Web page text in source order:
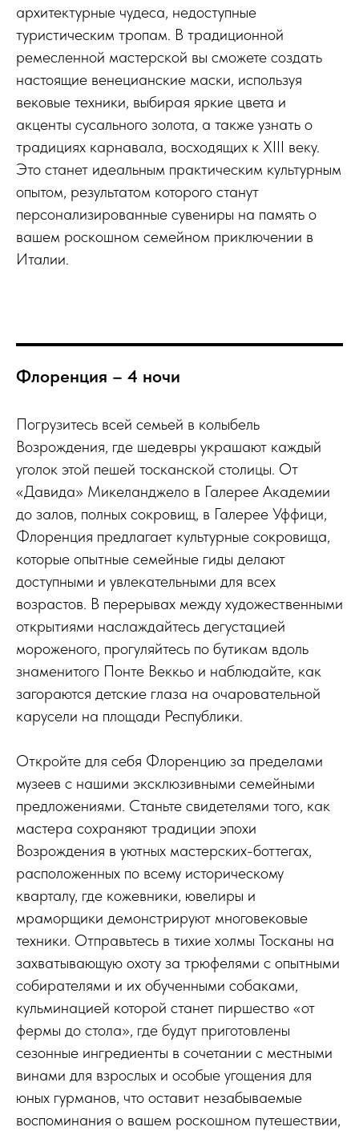
архитектурные чудеса, недоступные
туристическим тропам. В традиционной
ремесленной мастерской вы сможете создать
настоящие венецианские маски, используя
вековые техники, выбирая яркие цвета и
акценты сусального золота, а также узнать о
традициях карнавала, восходящих к XIII веку.
Это станет идеальным практическим культурным
опытом, результатом которого станут
персонализированные сувениры на память о
вашем роскошном семейном приключении в
Италии.
Флоренция – 4 ночи
Погрузитесь всей семьей в колыбель
Возрождения, где шедевры украшают каждый
уголок этой пешей тосканской столицы. От
«Давида» Микеланджело в Галерее Академии
до залов, полных сокровищ, в Галерее Уффици,
Флоренция предлагает культурные сокровища,
которые опытные семейные гиды делают
доступными и увлекательными для всех
возрастов. В перерывах между художественными
открытиями наслаждайтесь дегустацией
мороженого, прогуляйтесь по бутикам вдоль
знаменитого Понте Веккьо и наблюдайте, как
загораются детские глаза на очаровательной
карусели на площади Республики.
Откройте для себя Флоренцию за пределами
музеев с нашими эксклюзивными семейными
предложениями. Станьте свидетелями того, как
мастера сохраняют традиции эпохи
Возрождения в уютных мастерских-боттегах,
расположенных по всему историческому
кварталу, где кожевники, ювелиры и
мраморщики демонстрируют многовековые
техники. Отправьтесь в тихие холмы Тосканы на
захватывающую охоту за трюфелями с опытными
собирателями и их обученными собаками,
кульминацией которой станет пиршество «от
фермы до стола», где будут приготовлены
сезонные ингредиенты в сочетании с местными
винами для взрослых и особые угощения для
юных гурманов, что оставит незабываемые
воспоминания о вашем роскошном путешествии,